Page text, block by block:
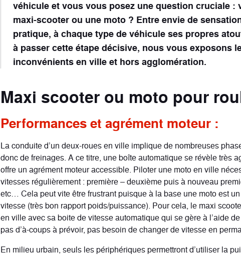
véhicule et vous vous posez une question cruciale :
maxi-scooter ou une moto ? Entre envie de
pratique, à chaque type de véhicule ses propres
à passer cette étape décisive, nous vous exposons
inconvénients en ville et hors agglomération.
Maxi scooter ou moto pour
Performances et agrément moteur :
La conduite d’un deux-roues en ville implique de nombreuses
donc de freinages. A ce titre, une boîte automatique se révèle très
offre un agrément moteur accessible. Piloter une moto en ville
vitesses régulièrement : première – deuxième puis à nouveau
etc… Cela peut vite être frustrant puisque à la base une moto est
vitesse (très bon rapport poids/puissance). Pour cela, le maxi
en ville avec sa boite de vitesse automatique qui se gère à l’aide
pas d’à-coups à prévoir, pas besoin de changer de vitesse en
En milieu urbain, seuls les périphériques permettront d’utiliser la